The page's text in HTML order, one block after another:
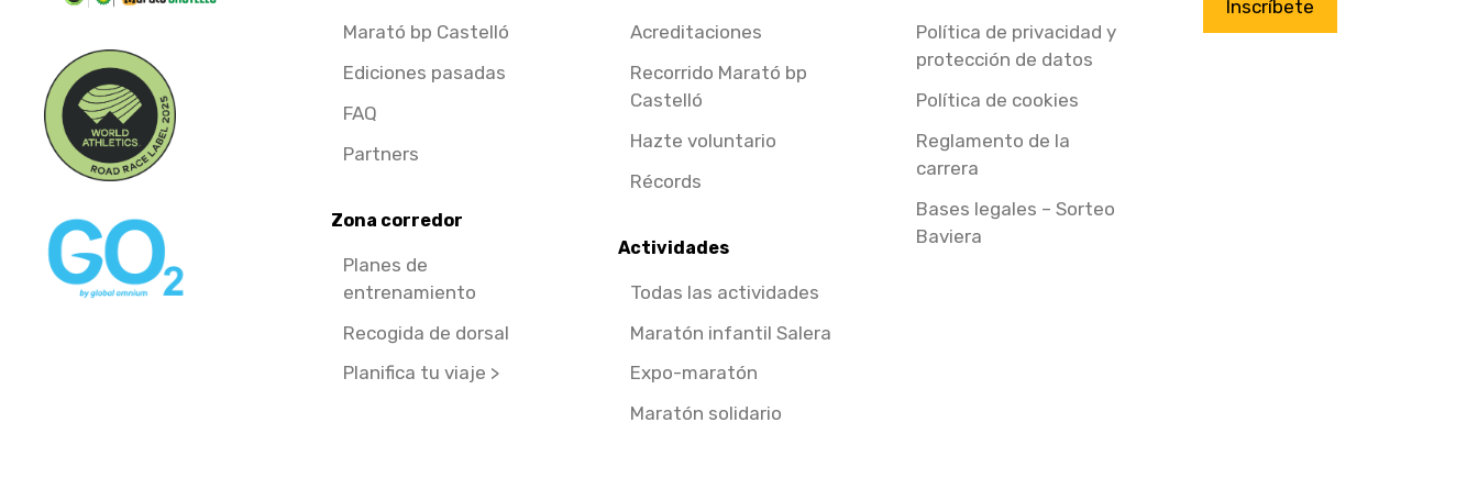
Marató bp Castelló
Ediciones pasadas
FAQ
Partners
Zona corredor
Planes de
entrenamiento
Recogida de dorsal
Planifica tu viaje >
Acreditaciones
Recorrido Marató bp
Castelló
Hazte voluntario
Récords
Actividades
Todas las actividades
Maratón infantil Salera
Expo-maratón
Maratón solidario
Política de privacidad y
protección de datos
Política de cookies
Reglamento de la
carrera
Bases legales – Sorteo
Baviera
Inscríbete